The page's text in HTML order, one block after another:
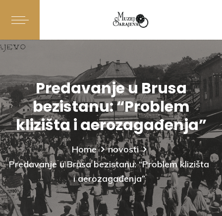
Predavanje u Brusa
bezistanu: “Problem
klizišta i aerozagađenja”
Home
novosti
Predavanje u Brusa bezistanu: “Problem klizišta
i aerozagađenja”